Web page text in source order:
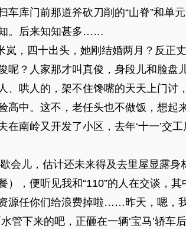
库门前那道斧砍刀削的“山脊”和单
。后来知知甚多……
岚，四十出头，她刚结婚两月？反正
呢？人家那才叫真俊，身段儿和脸盘
、哄人的，架不住馋嘴的天天上门
高中。这不，老任头也不做饭，想起
南岭又开发了小区，去年‘十一’交
会儿，估计还未来得及去里屋显露
），便听见我和“110”的人在交谈，
源任你们给浪费掉啦……昨天，嗯，
管下来的吧，正砸在一辆‘宝马’轿